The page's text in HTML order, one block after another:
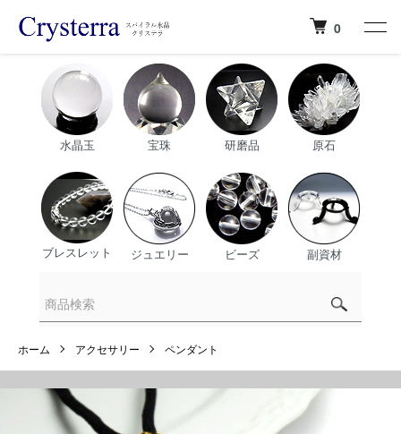
0
水晶玉 宝珠 研磨品 原石
ブレスレット ジュエリー ビーズ 副資材
ホーム アクセサリー ペンダント